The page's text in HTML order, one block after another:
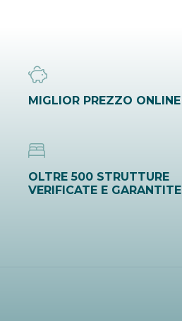
MIGLIOR PREZZO ONLINE
OLTRE 500 STRUTTURE
VERIFICATE E GARANTITE